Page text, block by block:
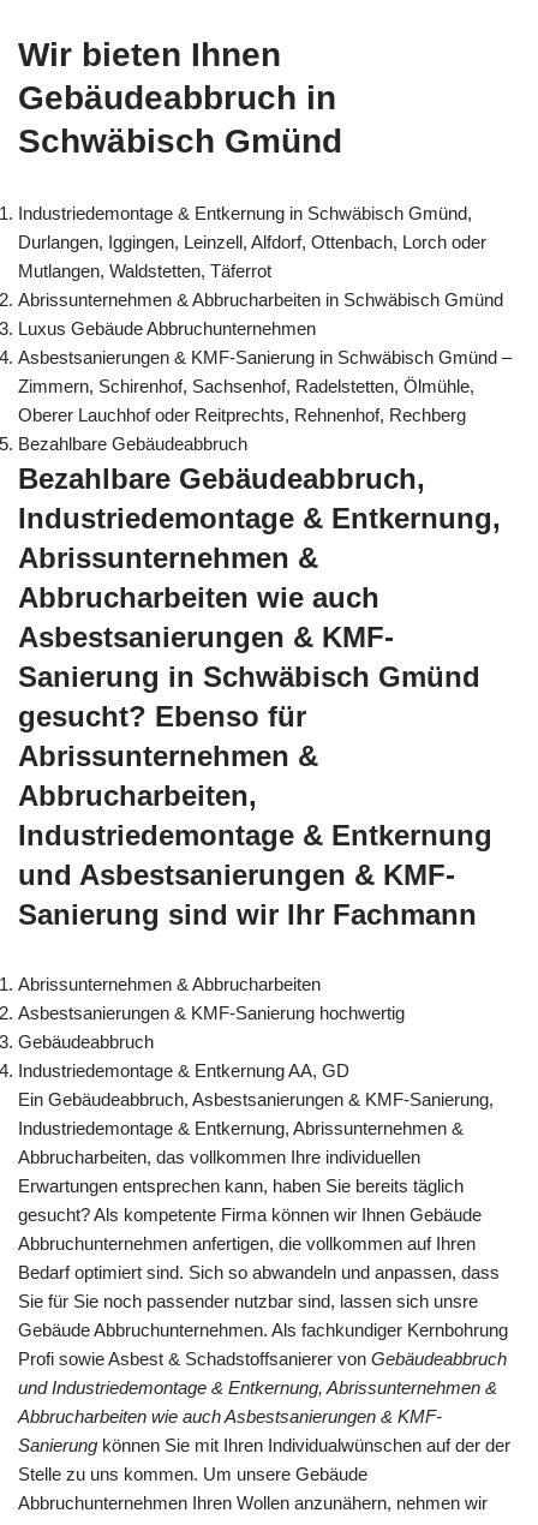
Wir bieten Ihnen
Gebäudeabbruch in
Schwäbisch Gmünd
Industriedemontage & Entkernung in Schwäbisch Gmünd,
Durlangen, Iggingen, Leinzell, Alfdorf, Ottenbach, Lorch oder
Mutlangen, Waldstetten, Täferrot
Abrissunternehmen & Abbrucharbeiten in Schwäbisch Gmünd
Luxus Gebäude Abbruchunternehmen
Asbestsanierungen & KMF-Sanierung in Schwäbisch Gmünd –
Zimmern, Schirenhof, Sachsenhof, Radelstetten, Ölmühle,
Oberer Lauchhof oder Reitprechts, Rehnenhof, Rechberg
Bezahlbare Gebäudeabbruch
Bezahlbare Gebäudeabbruch,
Industriedemontage & Entkernung,
Abrissunternehmen &
Abbrucharbeiten wie auch
Asbestsanierungen & KMF-
Sanierung in Schwäbisch Gmünd
gesucht? Ebenso für
Abrissunternehmen &
Abbrucharbeiten,
Industriedemontage & Entkernung
und Asbestsanierungen & KMF-
Sanierung sind wir Ihr Fachmann
Abrissunternehmen & Abbrucharbeiten
Asbestsanierungen & KMF-Sanierung hochwertig
Gebäudeabbruch
Industriedemontage & Entkernung AA, GD
Ein Gebäudeabbruch, Asbestsanierungen & KMF-Sanierung,
Industriedemontage & Entkernung, Abrissunternehmen &
Abbrucharbeiten, das vollkommen Ihre individuellen
Erwartungen entsprechen kann, haben Sie bereits täglich
gesucht? Als kompetente Firma können wir Ihnen Gebäude
Abbruchunternehmen anfertigen, die vollkommen auf Ihren
Bedarf optimiert sind. Sich so abwandeln und anpassen, dass
Sie für Sie noch passender nutzbar sind, lassen sich unsre
Gebäude Abbruchunternehmen. Als fachkundiger Kernbohrung
Profi sowie Asbest & Schadstoffsanierer von Gebäudeabbruch
und Industriedemontage & Entkernung, Abrissunternehmen &
Abbrucharbeiten wie auch Asbestsanierungen & KMF-
Sanierung können Sie mit Ihren Individualwünschen auf der der
Stelle zu uns kommen. Um unsere Gebäude
Abbruchunternehmen Ihren Wollen anzunähern, nehmen wir